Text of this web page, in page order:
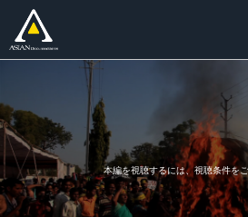
本編を視聴するには、視聴条件を